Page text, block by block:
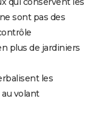
sont pas des
plus de jardiniers
les
volant